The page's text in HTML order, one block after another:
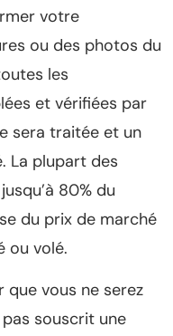
votre
ou des photos du
les
et vérifiées par
sera traitée et un
La plupart des
80% du
du prix de marché
ou volé.
vous ne serez
pas souscrit une